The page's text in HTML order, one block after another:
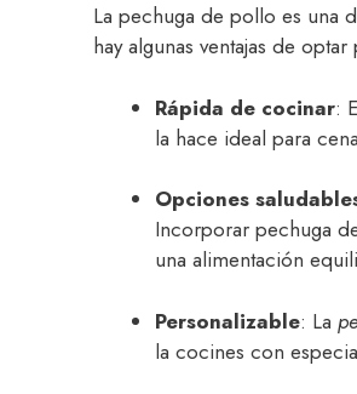
La pechuga de pollo es una
hay algunas ventajas de
Rápida de cocinar:
la hace ideal para
Opciones
Incorporar pechuga
una alimentación
Personalizable: La
la cocines con